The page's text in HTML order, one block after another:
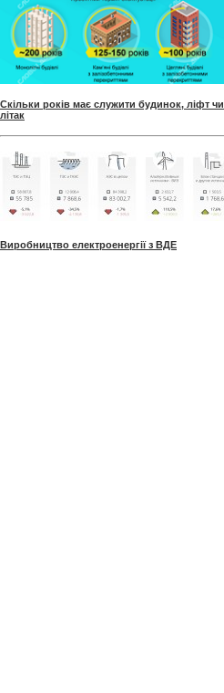
Скільки років має служити будинок, ліфт чи
літак
Виробництво електроенергії з ВДЕ